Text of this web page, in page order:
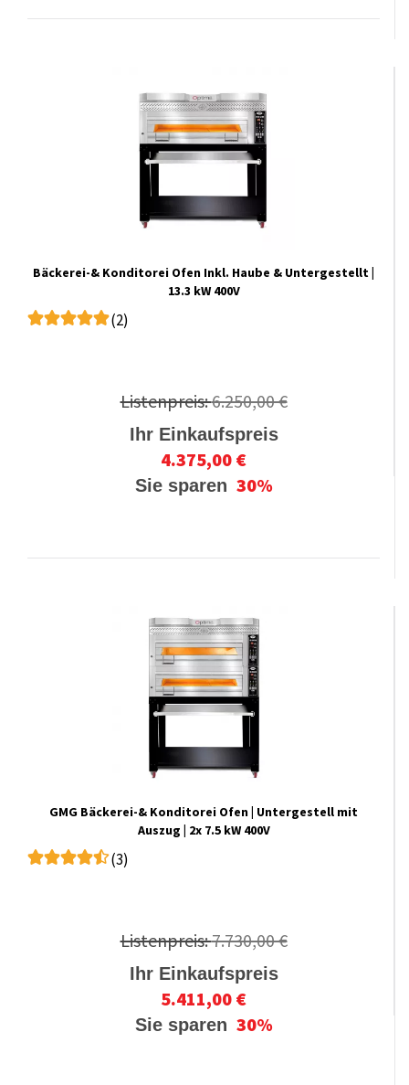
Bäckerei-& Konditorei Ofen Inkl. Haube & Untergestellt |
13.3 kW 400V
(2)
Listenpreis:6.250,00 €
Ihr Einkaufspreis
4.375,00 €
Sie sparen 30%
GMG Bäckerei-& Konditorei Ofen | Untergestell mit
Auszug | 2x 7.5 kW 400V
(3)
Listenpreis:7.730,00 €
Ihr Einkaufspreis
5.411,00 €
Sie sparen 30%